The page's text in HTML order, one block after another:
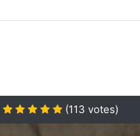
(113 votes)